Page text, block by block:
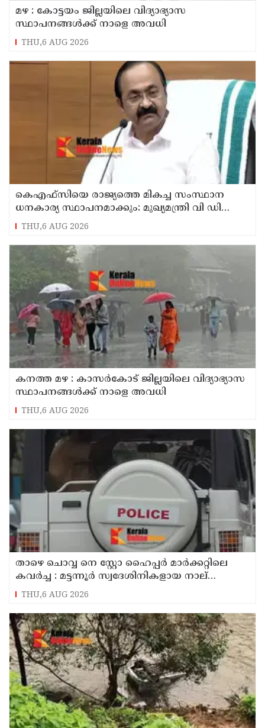
മഴ : കോട്ടയം ജില്ലയിലെ വിദ്യാഭ്യാസ
സ്ഥാപനങ്ങൾക്ക് നാളെ അവധി
THU,6 AUG 2026
കെഎഫ്‌സിയെ രാജ്യത്തെ മികച്ച സംസ്ഥാന
ധനകാര്യ സ്ഥാപനമാക്കും: മുഖ്യമന്ത്രി വി ഡി
സതീശൻ
THU,6 AUG 2026
കനത്ത മഴ : കാസർകോട് ജില്ലയിലെ വിദ്യാഭ്യാസ
സ്ഥാപനങ്ങൾക്ക് നാളെ അവധി
THU,6 AUG 2026
താഴെ ചൊവ്വ നെ സ്റ്റോ ഹൈപ്പർ മാർക്കറ്റിലെ
കവർച്ച : മട്ടന്നൂർ സ്വദേശിനികളായ നാല്
പ്രതികൾ പിടിയിൽ
THU,6 AUG 2026